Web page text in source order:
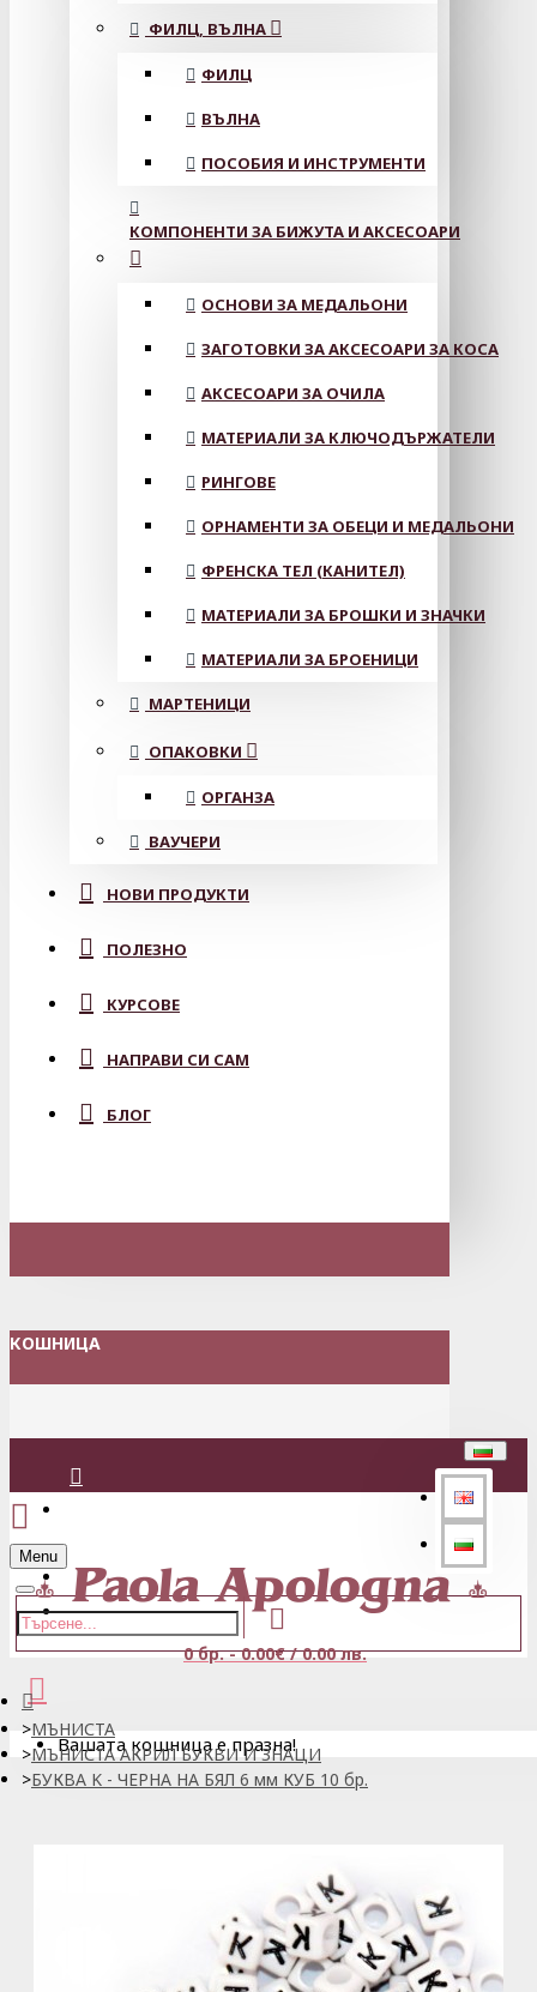
ФИЛЦ, ВЪЛНА
ФИЛЦ
ВЪЛНА
ПОСОБИЯ И ИНСТРУМЕНТИ
КОМПОНЕНТИ ЗА БИЖУТА И АКСЕСОАРИ
ОСНОВИ ЗА МЕДАЛЬОНИ
ЗАГОТОВКИ ЗА АКСЕСОАРИ ЗА КОСА
АКСЕСОАРИ ЗА ОЧИЛА
МАТЕРИАЛИ ЗА КЛЮЧОДЪРЖАТЕЛИ
РИНГОВЕ
ОРНАМЕНТИ ЗА ОБЕЦИ И МЕДАЛЬОНИ
ФРЕНСКА ТЕЛ (КАНИТЕЛ)
МАТЕРИАЛИ ЗА БРОШКИ И ЗНАЧКИ
МАТЕРИАЛИ ЗА БРОЕНИЦИ
МАРТЕНИЦИ
ОПАКОВКИ
ОРГАНЗА
ВАУЧЕРИ
НОВИ ПРОДУКТИ
ПОЛЕЗНО
КУРСОВЕ
НАПРАВИ СИ САМ
БЛОГ
КОШНИЦА
Регистрация
Menu
0 бр. - 0.00€ / 0.00 лв.
Вашата кошница е празна!
МЪНИСТА
МЪНИСТА АКРИЛ БУКВИ И ЗНАЦИ
БУКВА K - ЧЕРНА НА БЯЛ 6 мм КУБ 10 бр.